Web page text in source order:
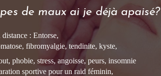
de maux ai je déjà apaisé?
: Entorse,
fibromyalgie, tendinite, kyste,
phobie, stress, angoisse, peurs, insomnie
sportive pour un raid féminin,